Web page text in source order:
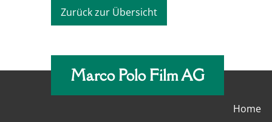
Zurück zur Übersicht
Marco Polo Film AG
Home